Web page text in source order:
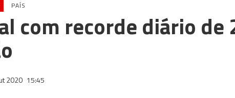
PAÍS
com recorde diário de
2020 15:45